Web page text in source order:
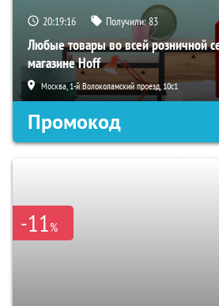
20:19:15 Получили:83
Любые товары во всей розничной
магазине Hoff
Москва, 1-й Волоколамский проезд, 10с1
Промокод
-11%